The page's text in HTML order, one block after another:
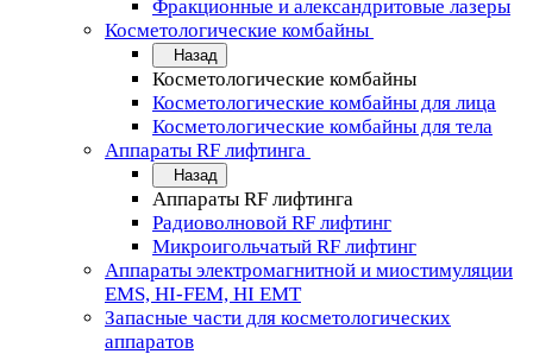
Фракционные и александритовые лазеры
Косметологические комбайны
Назад
Косметологические комбайны
Косметологические комбайны для лица
Косметологические комбайны для тела
Аппараты RF лифтинга
Назад
Аппараты RF лифтинга
Радиоволновой RF лифтинг
Микроигольчатый RF лифтинг
Аппараты электромагнитной и миостимуляции
EMS, HI-FEM, HI EMT
Запасные части для косметологических
аппаратов